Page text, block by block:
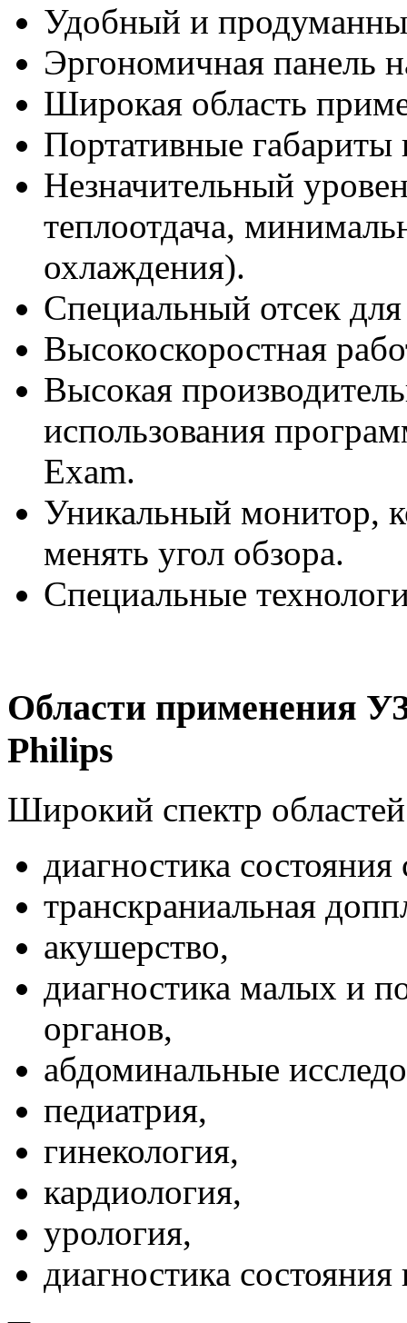
Удобный и
Эргономичная панель
Широкая область
Портативные габариты
Незначительный
теплоотдача,
охлаждения).
Специальный отсек
Высокоскоростная
Высокая
использования
Exam.
Уникальный монитор,
менять угол обзора.
Специальные
Области применения
Philips
Широкий спектр
диагностика
транскраниальная
акушерство,
диагностика малых и
органов,
абдоминальные
педиатрия,
гинекология,
кардиология,
урология,
диагностика